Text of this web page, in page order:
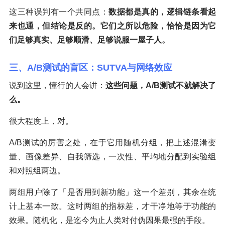
这三种误判有一个共同点： 数据都是真的，逻辑链条看起
来也通，但结论是反的。它们之所以危险，恰恰是因为它
们足够真实、足够顺滑、足够说服一屋子人。
三、A/B测试的盲区：SUTVA与网络效应
说到这里，懂行的人会讲： 这些问题，A/B测试不就解决了
么。
很大程度上，对。
A/B测试的厉害之处，在于它用随机分组，把上述混淆变
量、画像差异、自我筛选，一次性、平均地分配到实验组
和对照组两边。
两组用户除了「是否用到新功能」这一个差别，其余在统
计上基本一致。这时两组的指标差，才干净地等于功能的
效果。随机化，是迄今为止人类对付伪因果最强的手段。